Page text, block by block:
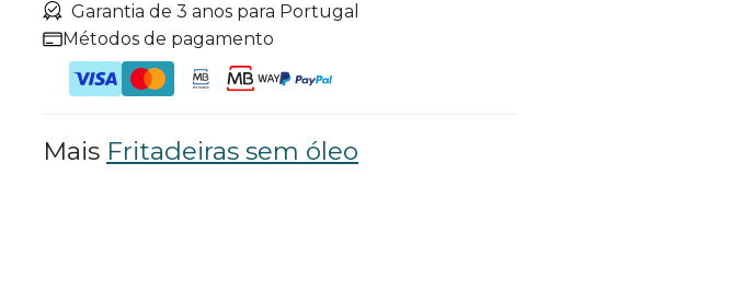
Garantia de 3 anos para Portugal
Métodos de pagamento
Mais Fritadeiras sem óleo